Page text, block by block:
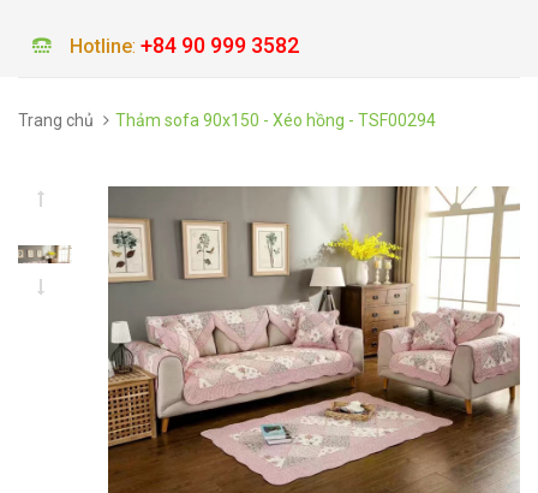
Hotline: +84 90 999 3582
Trang chủ Thảm sofa 90x150 - Xéo hồng - TSF00294